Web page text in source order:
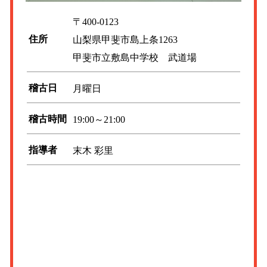
住所
〒400-0123
山梨県甲斐市島上条1263
甲斐市立敷島中学校 武道場
稽古日 月曜日
稽古時間 19:00～21:00
指導者 末木 彩里